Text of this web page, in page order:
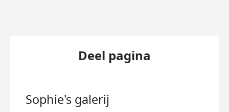
Deel pagina
Sophie's galerij